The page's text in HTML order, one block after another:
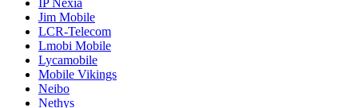
Jim Mobile
LCR-Telecom
Lmobi Mobile
Lycamobile
Mobile Vikings
Neibo
Nethys